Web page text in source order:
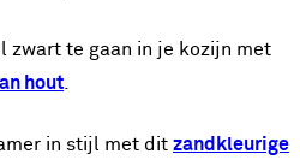
zwart te gaan in je kozijn met
hout
in stijl met dit zandkleurige